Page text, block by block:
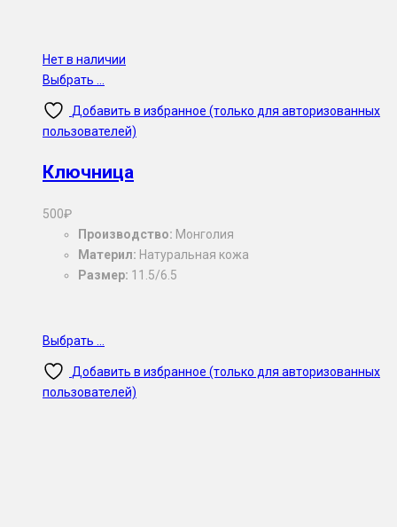
Нет в наличии
Выбрать ...
Добавить в избранное (только для авторизованных
пользователей)
Ключница
500₽
Производство: Монголия
Материл: Натуральная кожа
Размер: 11.5/6.5
Выбрать ...
Добавить в избранное (только для авторизованных
пользователей)